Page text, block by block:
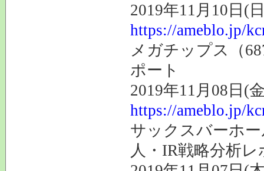
2019年11月10日(
https://ameblo.jp/
メガチップス（
ポート
2019年11月08日(
https://ameblo.jp/
サックスバーホ
人・IR戦略分析レ